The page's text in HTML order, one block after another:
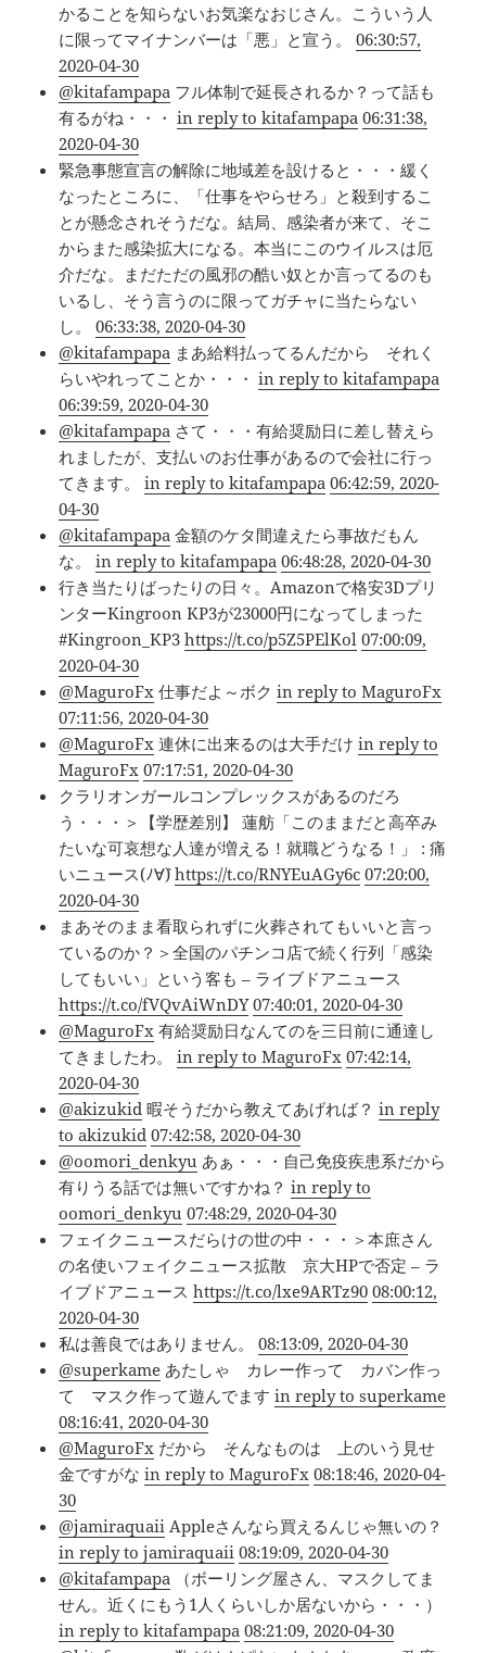
かることを知らないお気楽なおじさん。こういう人
に限ってマイナンバーは「悪」と宣う。06:30:57,
2020-04-30
@kitafampapa フル体制で延長されるか？って話も
有るがね・・・in reply to kitafampapa 06:31:38,
2020-04-30
緊急事態宣言の解除に地域差を設けると・・・緩く
なったところに、「仕事をやらせろ」と殺到するこ
とが懸念されそうだな。結局、感染者が来て、そこ
からまた感染拡大になる。本当にこのウイルスは厄
介だな。まだただの風邪の酷い奴とか言ってるのも
いるし、そう言うのに限ってガチャに当たらない
し。06:33:38, 2020-04-30
@kitafampapa まあ給料払ってるんだから それく
らいやれってことか・・・in reply to kitafampapa
06:39:59, 2020-04-30
@kitafampapa さて・・・有給奨励日に差し替えら
れましたが、支払いのお仕事があるので会社に行っ
てきます。in reply to kitafampapa 06:42:59, 2020-
04-30
@kitafampapa 金額のケタ間違えたら事故だもん
な。in reply to kitafampapa 06:48:28, 2020-04-30
行き当たりばったりの日々。Amazonで格安3Dプリ
ンターKingroon KP3が23000円になってしまった
#Kingroon_KP3https://t.co/p5Z5PElKol 07:00:09,
2020-04-30
@MaguroFx 仕事だよ～ボクin reply to MaguroFx
07:11:56, 2020-04-30
@MaguroFx 連休に出来るのは大手だけin reply to
MaguroFx 07:17:51, 2020-04-30
クラリオンガールコンプレックスがあるのだろ
う・・・＞【学歴差別】 蓮舫「このままだと高卒み
たいな可哀想な人達が増える！就職どうなる！」 : 痛
いニュース(ﾉ∀`)https://t.co/RNYEuAGy6c 07:20:00,
2020-04-30
まあそのまま看取られずに火葬されてもいいと言っ
ているのか？＞全国のパチンコ店で続く行列「感染
してもいい」という客も – ライブドアニュース
https://t.co/fVQvAiWnDY 07:40:01, 2020-04-30
@MaguroFx 有給奨励日なんてのを三日前に通達し
てきましたわ。in reply to MaguroFx 07:42:14,
2020-04-30
@akizukid 暇そうだから教えてあげれば？in reply
to akizukid 07:42:58, 2020-04-30
@oomori_denkyu あぁ・・・自己免疫疾患系だから
有りうる話では無いですかね？in reply to
oomori_denkyu 07:48:29, 2020-04-30
フェイクニュースだらけの世の中・・・＞本庶さん
の名使いフェイクニュース拡散 京大HPで否定 – ラ
イブドアニュースhttps://t.co/lxe9ARTz90 08:00:12,
2020-04-30
私は善良ではありません。08:13:09, 2020-04-30
@superkame あたしゃ カレー作って カバン作っ
て マスク作って遊んでますin reply to superkame
08:16:41, 2020-04-30
@MaguroFx だから そんなものは 上のいう見せ
金ですがなin reply to MaguroFx 08:18:46, 2020-04-
30
@jamiraquaii Appleさんなら買えるんじゃ無いの？
in reply to jamiraquaii 08:19:09, 2020-04-30
@kitafampapa （ボーリング屋さん、マスクしてま
せん。近くにもう1人くらいしか居ないから・・・）
in reply to kitafampapa 08:21:09, 2020-04-30